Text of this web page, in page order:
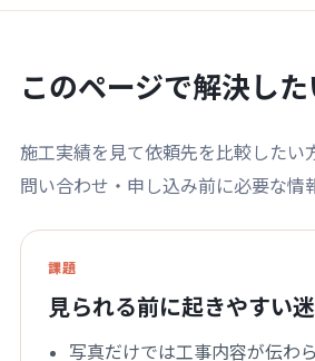
このページで解決した
施工実績を見て依頼先を比較したい
問い合わせ・申し込み前に必要な情
課題
見られる前に起きやすい
写真だけでは工事内容が伝わ